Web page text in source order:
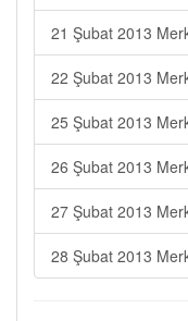
21 Şubat 2013
22 Şubat 2013
25 Şubat 2013
26 Şubat 2013
27 Şubat 2013
28 Şubat 2013